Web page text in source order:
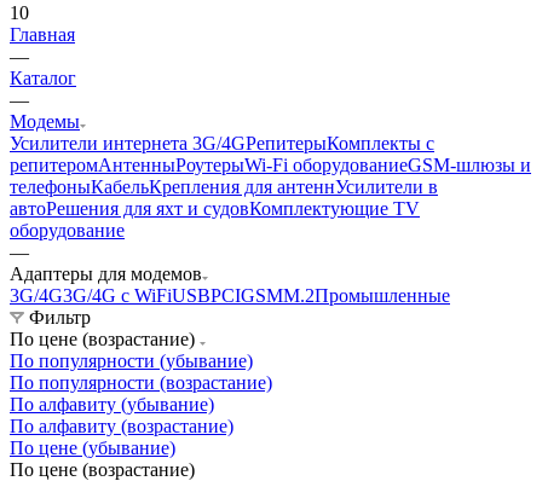
10
Главная
—
Каталог
—
Модемы
Усилители интернета 3G/4GРепитерыКомплекты с
репитеромАнтенныРоутерыWi-Fi оборудованиеGSM-шлюзы и
телефоныКабельКрепления для антеннУсилители в
автоРешения для яхт и судовКомплектующие TV
оборудование
—
Адаптеры для модемов
3G/4G3G/4G с WiFiUSBPCIGSMM.2Промышленные
Фильтр
По цене (возрастание)
По популярности (убывание)
По популярности (возрастание)
По алфавиту (убывание)
По алфавиту (возрастание)
По цене (убывание)
По цене (возрастание)